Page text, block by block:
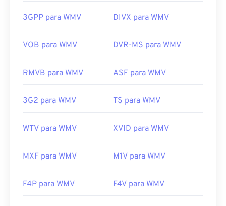
https://mpv.io/
de arquivo de vídeo. No entanto, lembre-se de que
qualidade da imagem. Se precisar de uma
Lançamento inicial:
1999
https://en.wikipedia.org/wiki/Windows_Media_Video
https://en.wikipedia.org/wiki/
3GPP para WMV DIVX para WMV
VOB para WMV DVR-MS para WMV
RMVB para WMV ASF para WMV
3G2 para WMV TS para WMV
WTV para WMV XVID para WMV
MXF para WMV M1V para WMV
F4P para WMV F4V para WMV